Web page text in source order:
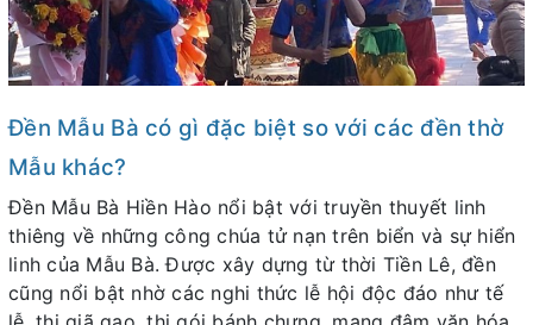
Đền Mẫu Bà có gì đặc biệt so với các đền thờ
Mẫu khác?
Đền Mẫu Bà Hiền Hào nổi bật với truyền thuyết linh
thiêng về những công chúa tử nạn trên biển và sự hiển
linh của Mẫu Bà. Được xây dựng từ thời Tiền Lê, đền
cũng nổi bật nhờ các nghi thức lễ hội độc đáo như tế